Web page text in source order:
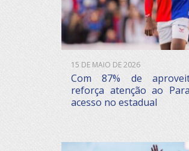
15 DE MAIO DE 2026
Com 87% de
reforça atenção ao
acesso no estadual